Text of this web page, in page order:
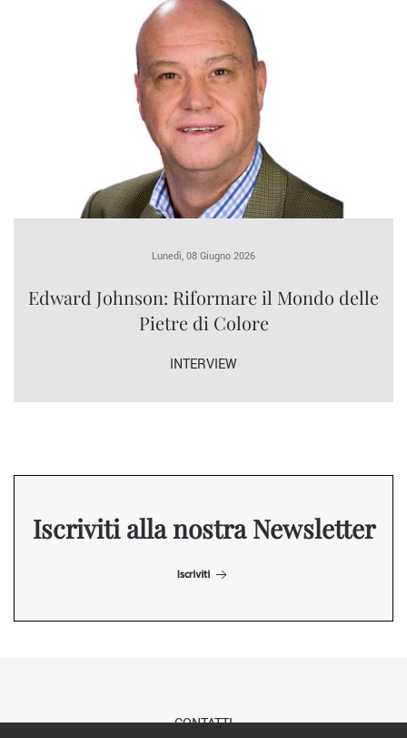
Lunedì, 08 Giugno 2026
Edward Johnson: Riformare il Mondo delle
Pietre di Colore
INTERVIEW
Iscriviti alla nostra Newsletter
Iscriviti
CONTATTI